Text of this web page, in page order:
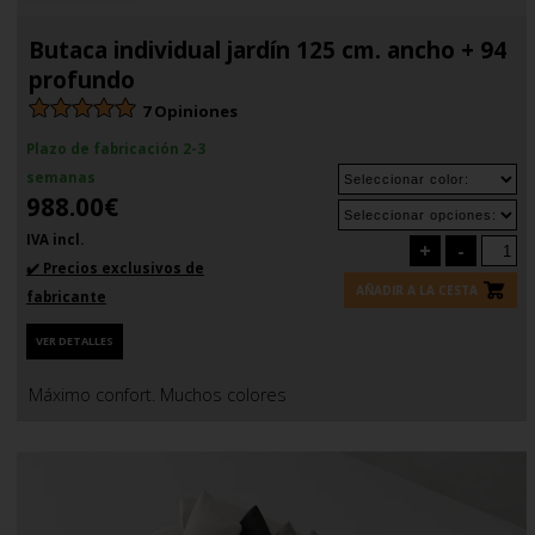
Butaca individual jardín 125 cm. ancho + 94
profundo
7 Opiniones
Plazo de fabricación 2-3
semanas
988.00€
IVA incl.
✔️ Precios exclusivos de
fabricante
VER DETALLES
+ -
AÑADIR A LA CESTA
Máximo confort. Muchos colores